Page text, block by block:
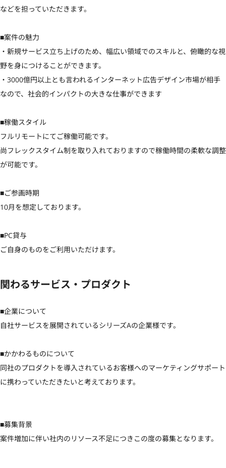
などを担っていただきます。
■案件の魅力
・新規サービス立ち上げのため、幅広い領域でのスキルと、俯瞰的な視
野を身につけることができます。
・3000億円以上とも言われるインターネット広告デザイン市場が相手
なので、社会的インパクトの大きな仕事ができます
■稼働スタイル
フルリモートにてご稼働可能です。
尚フレックスタイム制を取り入れておりますので稼働時間の柔軟な調整
が可能です。
■ご参画時期
10月を想定しております。
■PC貸与
ご自身のものをご利用いただけます。
関わるサービス・プロダクト
■企業について
自社サービスを展開されているシリーズAの企業様です。
■かかわるものについて
同社のプロダクトを導入されているお客様へのマーケティングサポート
に携わっていただきたいと考えております。
■募集背景
案件増加に伴い社内のリソース不足につきこの度の募集となります。